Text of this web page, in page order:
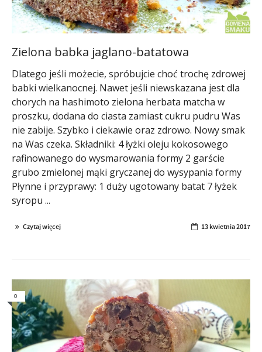
Zielona babka jaglano-batatowa
Dlatego jeśli możecie, spróbujcie choć trochę zdrowej
babki wielkanocnej. Nawet jeśli niewskazana jest dla
chorych na hashimoto zielona herbata matcha w
proszku, dodana do ciasta zamiast cukru pudru Was
nie zabije. Szybko i ciekawie oraz zdrowo. Nowy smak
na Was czeka. Składniki: 4 łyżki oleju kokosowego
rafinowanego do wysmarowania formy 2 garście
grubo zmielonej mąki gryczanej do wysypania formy
Płynne i przyprawy: 1 duży ugotowany batat 7 łyżek
syropu ...
Czytaj więcej 13 kwietnia 2017
0